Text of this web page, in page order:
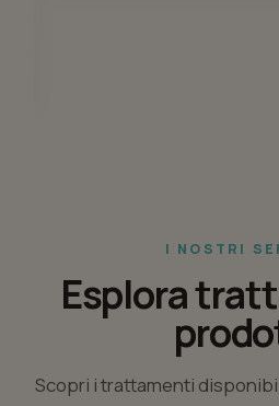
I NOSTRI
Esplora
Scopri i trattamenti